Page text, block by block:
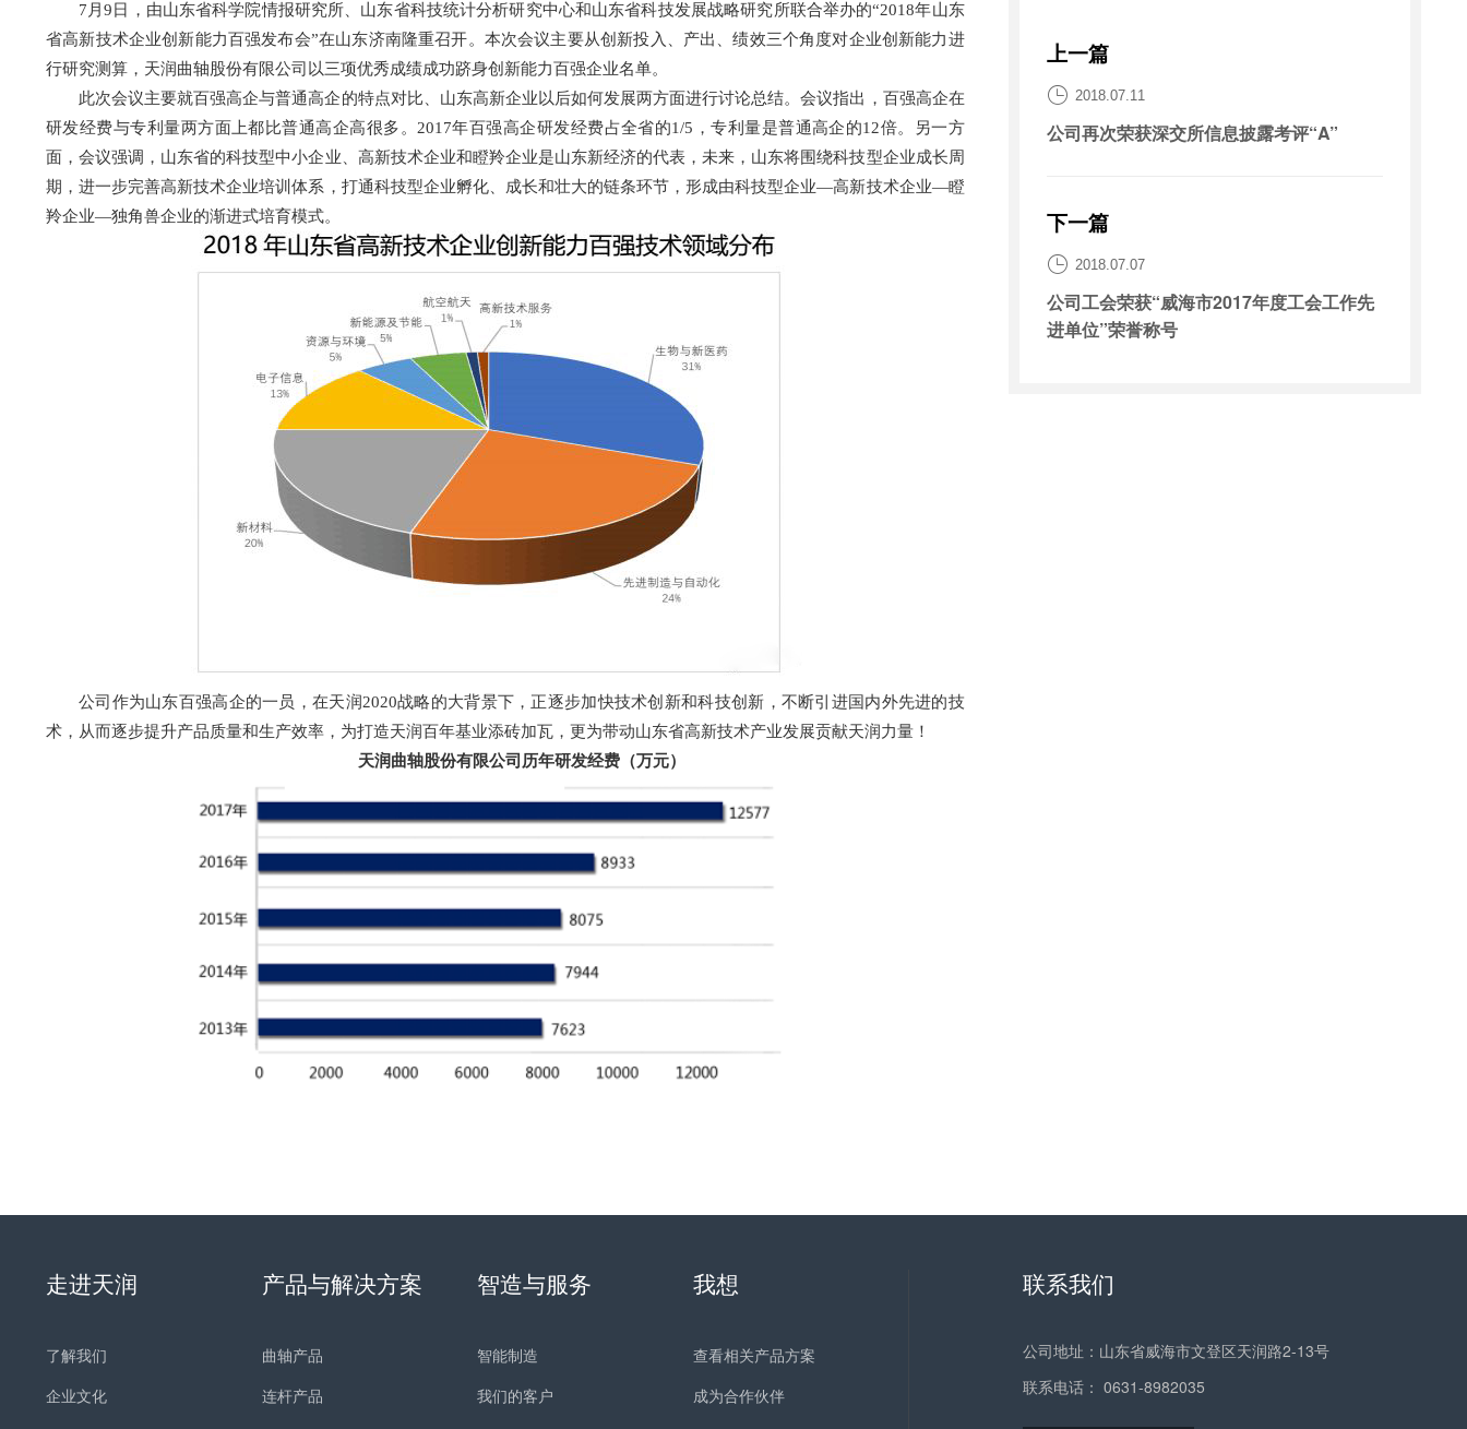
7月9日，由山东省科学院情报研究所、山东省科技统计分析研究中心和山东省科技发展战略研究所联合举办的“2018年山东
省高新技术企业创新能力百强发布会”在山东济南隆重召开。本次会议主要从创新投入、产出、绩效三个角度对企业创新能力进
行研究测算，天润曲轴股份有限公司以三项优秀成绩成功跻身创新能力百强企业名单。
此次会议主要就百强高企与普通高企的特点对比、山东高新企业以后如何发展两方面进行讨论总结。会议指出，百强高企在
研发经费与专利量两方面上都比普通高企高很多。2017年百强高企研发经费占全省的1/5，专利量是普通高企的12倍。另一方
面，会议强调，山东省的科技型中小企业、高新技术企业和瞪羚企业是山东新经济的代表，未来，山东将围绕科技型企业成长周
期，进一步完善高新技术企业培训体系，打通科技型企业孵化、成长和壮大的链条环节，形成由科技型企业—高新技术企业—瞪
羚企业—独角兽企业的渐进式培育模式。
公司作为山东百强高企的一员，在天润2020战略的大背景下，正逐步加快技术创新和科技创新，不断引进国内外先进的技
术，从而逐步提升产品质量和生产效率，为打造天润百年基业添砖加瓦，更为带动山东省高新技术产业发展贡献天润力量！
天润曲轴股份有限公司历年研发经费（万元）
上一篇
 2018.07.11
公司再次荣获深交所信息披露考评“A”
下一篇
 2018.07.07
公司工会荣获“威海市2017年度工会工作先
进单位”荣誉称号
走进天润
了解我们
企业文化
产品与解决方案
曲轴产品
连杆产品
智造与服务
智能制造
我们的客户
我想
查看相关产品方案
成为合作伙伴
联系我们
公司地址：山东省威海市文登区天润路2-13号
联系电话： 0631-8982035